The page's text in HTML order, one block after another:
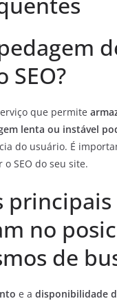
que permite
lenta ou instável
do usuário. É
SEO do seu site.
no
de
e a disponibilidade